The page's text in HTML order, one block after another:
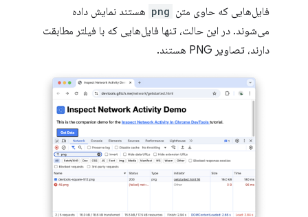
فایل‌هایی که حاوی متن png هستند نمایش داده
می‌شوند. در این حالت، تنها فایل‌هایی که با فیلتر مطابقت
دارند، تصاویر PNG هستند.